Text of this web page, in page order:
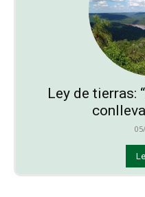
Ley de tierras: